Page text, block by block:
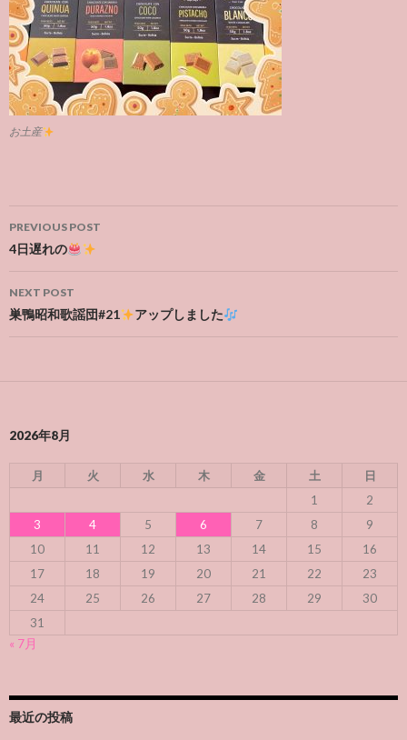
お土産
Post
navigation
PREVIOUS POST
4日遅れの
NEXT POST
巣鴨昭和歌謡団#21 アップしました
2026年8月
月 火 水 木 金 土
日
1
2
3
4 5 6 7 8
9
10
11 12 13 14 15
16
17
18 19 20 21 22
23
24
25 26 27 28 29
30
31
« 7月
最近の投稿